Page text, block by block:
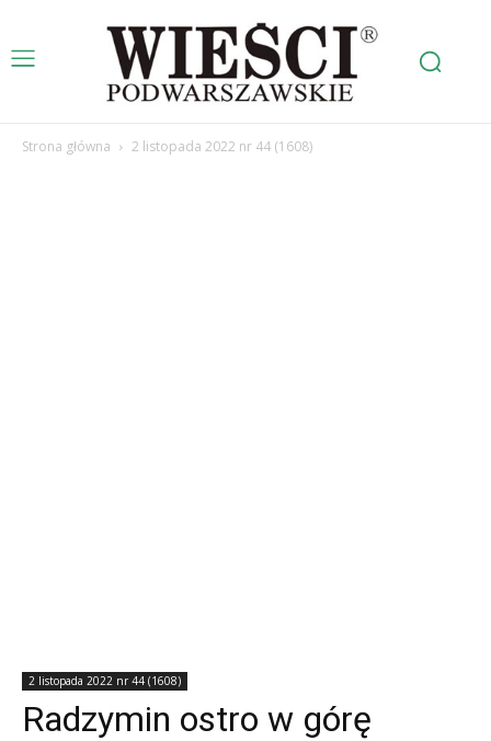
Strona główna 2 listopada 2022 nr 44 (1608)
2 listopada 2022 nr 44 (1608)
Radzymin ostro w górę